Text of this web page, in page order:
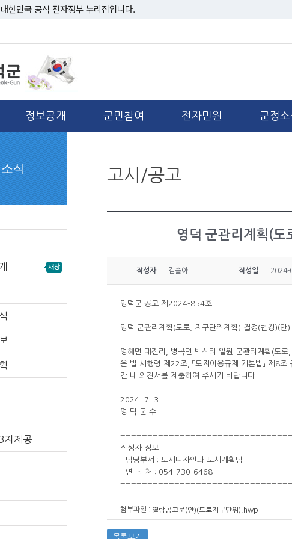
한민국 공식 전자정부 누리집입니다.
정보공개 군민참여 전자민원 군정소
고시/공고
영덕 군관리계획(도
작성자 김솔아 작성일 2024-
영덕군 공고 제2024-854호
영덕 군관리계획(도로, 지구단위계획) 결정(변경)(안)
영해면 대진리, 병곡면 백석리 일원 군관리계획(도
은 법 시행령 제22조, 「토지이용규제 기본법」 제8
간 내 의견서를 제출하여 주시기 바랍니다.
2024. 7. 3.
영 덕 군 수
작성자 정보
- 담당부서 : 도시디자인과 도시계획팀
- 연 락 처 : 054-730-6468
첨부파일 : 열람공고문(안)(도로지구단위).hwp
목록보기
식
자제공